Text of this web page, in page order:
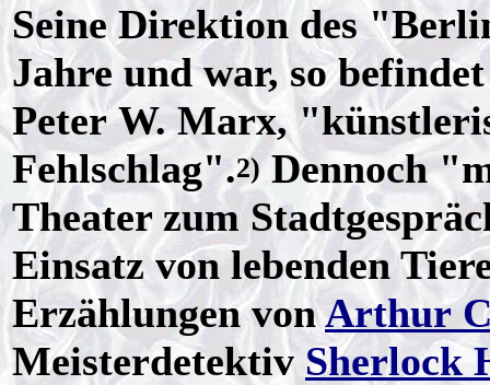
Seine Direktion des
Jahre und war, so
Peter W. Marx,
Fehlschlag".2)Dennoch
Theater zum
Einsatz von lebenden
Erzählungen vonArthur
Meisterdetektiv Sherlock